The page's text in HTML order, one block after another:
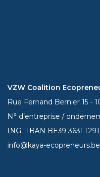
VZW Coalition
Rue Fernand Bernier 15 -
N° d’entreprise /
ING : IBAN BE393631
info@kaya-ecopreneurs.be